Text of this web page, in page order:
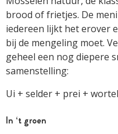
brood of frietjes. De
iedereen lijkt het erover
bij de mengeling moet.
geheel een nog diepere
samenstelling:
Ui + selder + prei +
In ‘t groen